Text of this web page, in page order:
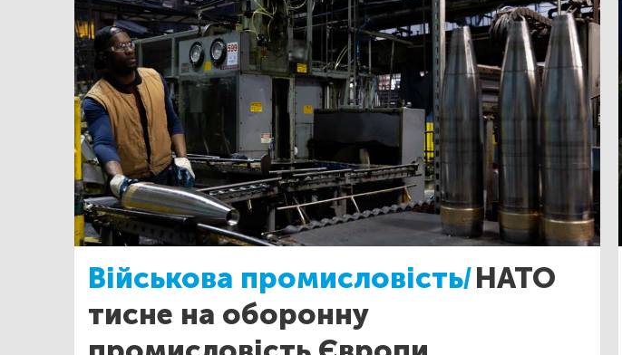
Військова промисловість/НАТО
тисне на оборонну